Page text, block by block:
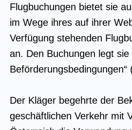
Flugbuchungen bietet sie
im Wege ihres auf ihrer
Verfügung stehenden
an. Den Buchungen legt sie
Beförderungsbedingungen“
Der Kläger begehrte der
geschäftlichen Verkehr mit